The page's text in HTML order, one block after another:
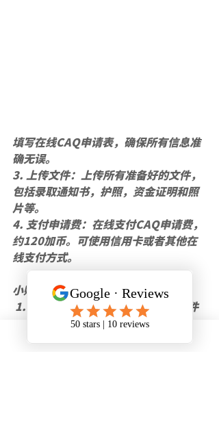
填写在线CAQ申请表，确保所有信息准
确无误。
3. 上传文件：上传所有准备好的文件，
包括录取通知书，护照，资金证明和照
片等。
4. 支付申请费：在线支付CAQ申请费，
约120加币。可使用信用卡或者其他在
线支付方式。
小贴士：
在准备申请材料时，确保所有文件
都是最新的，清晰扫描。
资金证明很重要，必须清楚显示你